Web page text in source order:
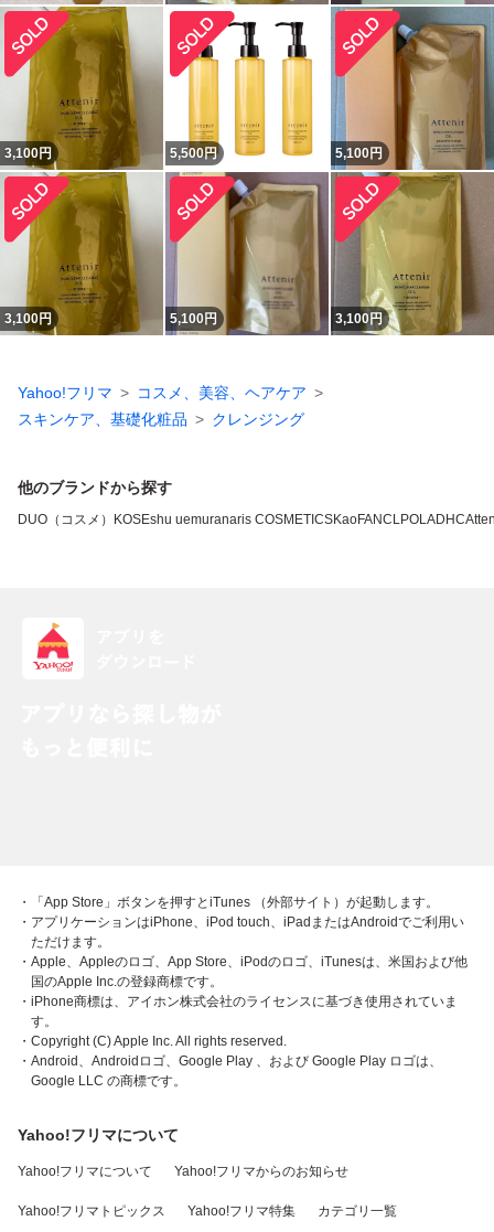
3,100円 5,500円 5,100円
3,100円 5,100円 3,100円
Yahoo!フリマ
コスメ、美容、ヘアケア
スキンケア、基礎化粧品
クレンジング
他のブランドから探す
DUO（コスメ） KOSEshu uemuranaris COSMETICSKaoFANCLPOLADHC
・「App Store」ボタンを押すとiTunes （外部サイト）が起動します。
・アプリケーションはiPhone、iPod touch、iPadまたはAndroidでご利用い
ただけます。
・Apple、Appleのロゴ、App Store、iPodのロゴ、iTunesは、米国および他
国のApple Inc.の登録商標です。
・iPhone商標は、アイホン株式会社のライセンスに基づき使用されていま
す。
・Copyright (C) Apple Inc. All rights reserved.
・Android、Androidロゴ、Google Play 、および Google Play ロゴは、
Google LLC の商標です。
Yahoo!フリマについて
Yahoo!フリマについて Yahoo!フリマからのお知らせ
Yahoo!フリマトピックス Yahoo!フリマ特集 カテゴリ一覧